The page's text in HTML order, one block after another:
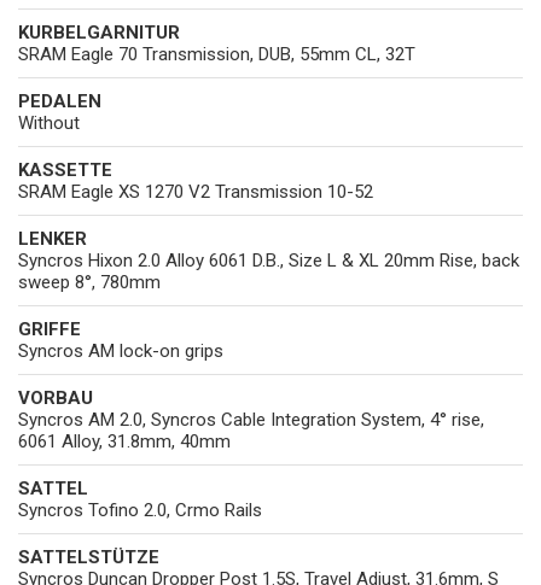
KURBELGARNITUR
SRAM Eagle 70 Transmission, DUB, 55mm CL, 32T
PEDALEN
Without
KASSETTE
SRAM Eagle XS 1270 V2 Transmission 10-52
LENKER
Syncros Hixon 2.0 Alloy 6061 D.B., Size L & XL 20mm Rise, back
sweep 8°, 780mm
GRIFFE
Syncros AM lock-on grips
VORBAU
Syncros AM 2.0, Syncros Cable Integration System, 4° rise,
6061 Alloy, 31.8mm, 40mm
SATTEL
Syncros Tofino 2.0, Crmo Rails
SATTELSTÜTZE
Syncros Duncan Dropper Post 1.5S, Travel Adjust, 31.6mm, S